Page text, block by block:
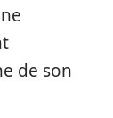
de son